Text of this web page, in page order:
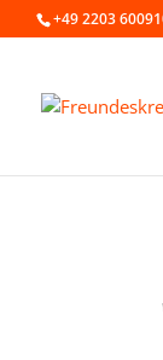
+49 2203